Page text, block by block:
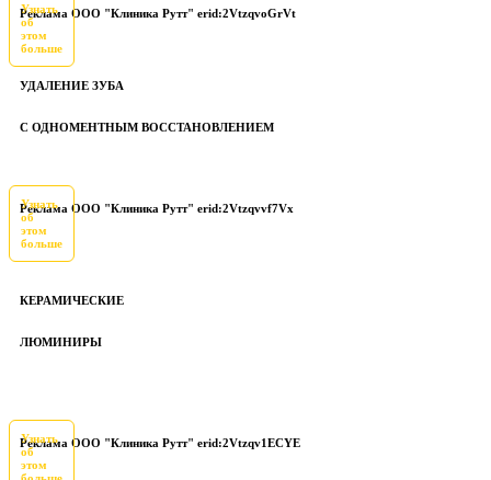
Реклама ООО "Клиника Рутт" erid:2VtzqvoGrVt
Узнать
об
этом
больше
УДАЛЕНИЕ ЗУБА
С ОДНОМЕНТНЫМ ВОССТАНОВЛЕНИЕМ
Реклама ООО "Клиника Рутт" erid:2Vtzqvvf7Vx
Узнать
об
этом
больше
КЕРАМИЧЕСКИЕ
ЛЮМИНИРЫ
Реклама ООО "Клиника Рутт" erid:2Vtzqv1ECYE
Узнать
об
этом